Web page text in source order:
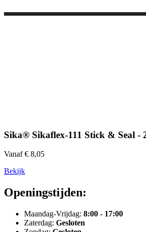
Sika® Sikaflex-111 Stick & Seal -
Vanaf € 8,05
Bekijk
Openingstijden:
Maandag-Vrijdag: 8:00 - 17:00
Zaterdag: Gesloten